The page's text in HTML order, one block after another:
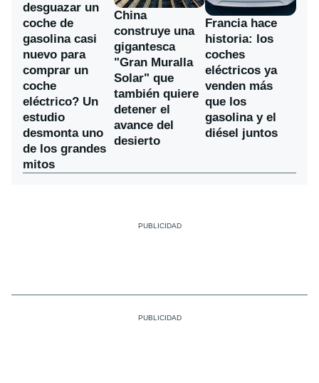
desguazar un
coche de
gasolina casi
nuevo para
comprar un
coche
eléctrico? Un
estudio
desmonta uno
de los grandes
mitos
China
construye una
gigantesca
"Gran Muralla
Solar" que
también quiere
detener el
avance del
desierto
Francia hace
historia: los
coches
eléctricos ya
venden más
que los
gasolina y el
diésel juntos